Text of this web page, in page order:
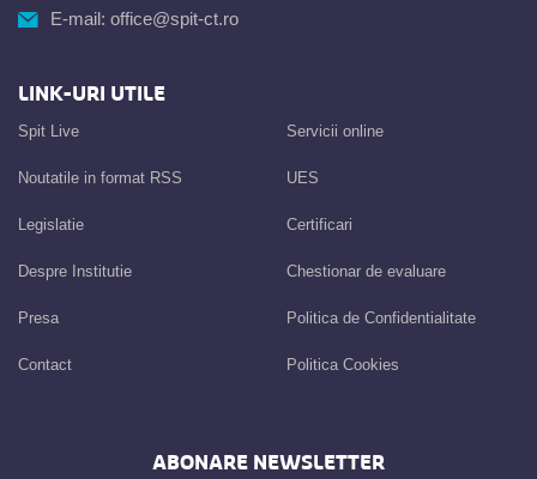
E-mail: office@spit-ct.ro
LINK-URI UTILE
Spit Live
Noutatile in format RSS
Legislatie
Despre Institutie
Presa
Contact
Servicii online
UES
Certificari
Chestionar de evaluare
Politica de Confidentialitate
Politica Cookies
ABONARE NEWSLETTER